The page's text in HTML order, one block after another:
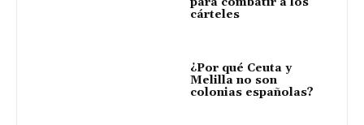
cárteles
¿Por qué Ceuta y
Melilla no son
colonias españolas?